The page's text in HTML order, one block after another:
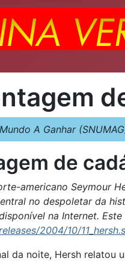
A Ganhar
de
americano Seymour
no despoletar da
na Internet.
2004/10/
da noite, Hersh relatou